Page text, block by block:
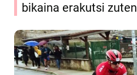
bikaina erakutsi zuten